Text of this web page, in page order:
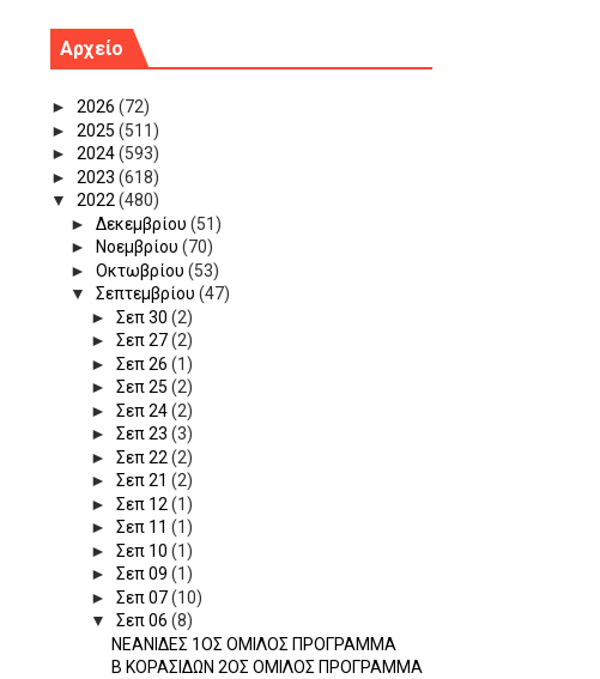
Αρχείο
► 2026 (72)
► 2025 (511)
► 2024(593)
► 2023 (618)
▼ 2022(480)
►Δεκεμβρίου(51)
► Νοεμβρίου(70)
►Οκτωβρίου(53)
▼Σεπτεμβρίου(47)
►Σεπ 30(2)
►Σεπ 27(2)
►Σεπ 26(1)
►Σεπ 25(2)
►Σεπ 24(2)
►Σεπ 23(3)
►Σεπ 22(2)
►Σεπ 21(2)
►Σεπ 12(1)
►Σεπ 11(1)
►Σεπ 10(1)
►Σεπ 09(1)
►Σεπ 07(10)
▼Σεπ 06(8)
ΝΕΑΝΙΔΕΣ 1ΟΣ ΟΜΙΛΟΣ ΠΡΟΓΡΑΜΜΑ
Β ΚΟΡΑΣΙΔΩΝ 2ΟΣ ΟΜΙΛΟΣ ΠΡΟΓΡΑΜΜΑ